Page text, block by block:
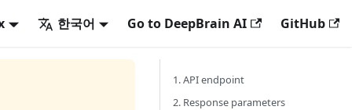
한국어 Go to DeepBrain AI GitHub
1. API endpoint
2. Response parameters